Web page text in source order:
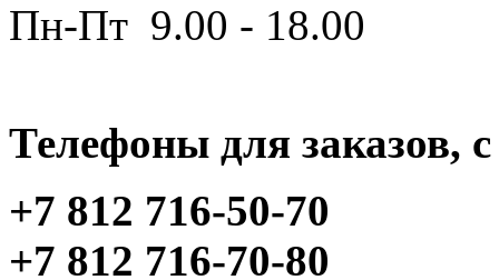
Пн-Пт 9.00 - 18.00
Телефоны для заказов,
+7 812 716-50-70
+7 812 716-70-80